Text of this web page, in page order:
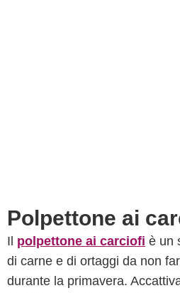
Polpettone ai
Il polpettone ai carciofi è un
di carne e di ortaggi da non
durante la primavera.